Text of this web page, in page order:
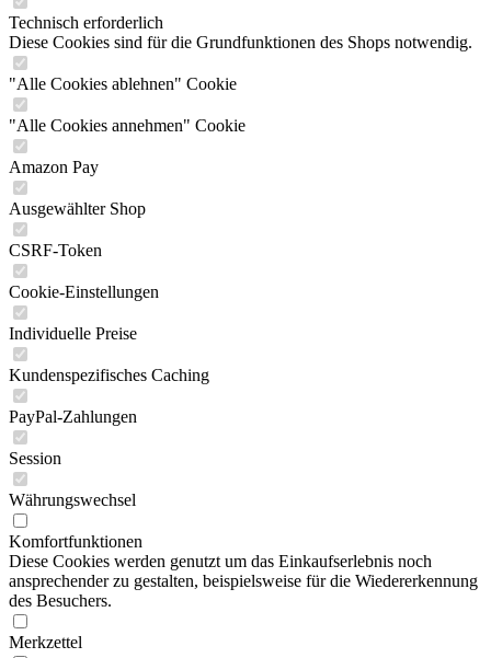
Technisch erforderlich
Diese Cookies sind für die Grundfunktionen des Shops notwendig.
"Alle Cookies ablehnen" Cookie
"Alle Cookies annehmen" Cookie
Amazon Pay
Ausgewählter Shop
CSRF-Token
Cookie-Einstellungen
Individuelle Preise
Kundenspezifisches Caching
PayPal-Zahlungen
Session
Währungswechsel
Komfortfunktionen
Diese Cookies werden genutzt um das Einkaufserlebnis noch
ansprechender zu gestalten, beispielsweise für die Wiedererkennung
des Besuchers.
Merkzettel